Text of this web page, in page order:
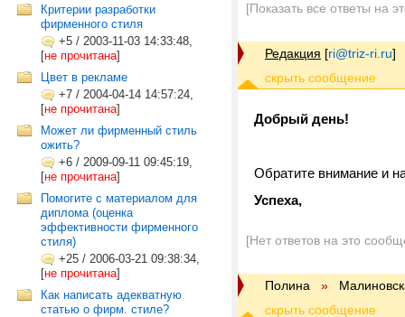
Критерии разработки
фирменного стиля
+5 / 2003-11-03 14:33:48,
[не прочитана]
Цвет в рекламе
+7 / 2004-04-14 14:57:24,
[не прочитана]
Может ли фирменный стиль
ожить?
+6 / 2009-09-11 09:45:19,
[не прочитана]
Помогите с материалом для
диплома (оценка
эффективности фирменного
стиля)
+25 / 2006-03-21 09:38:34,
[не прочитана]
Как написать адекватную
статью о фирм. стиле?
[Показать все ответы на
Редакция [ri@triz-ri.ru]
Добрый день!
Обратите внимание и
Успеха,
[Нет ответов на это
Полина »